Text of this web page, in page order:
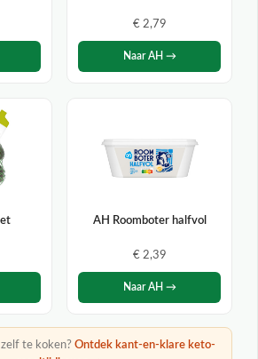
€ 2,79
Naar AH →
AH Roomboter halfvol
€ 2,39
Naar AH →
te koken? Ontdek kant-en-klare keto-